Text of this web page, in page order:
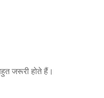
जरूरी होते हैं।